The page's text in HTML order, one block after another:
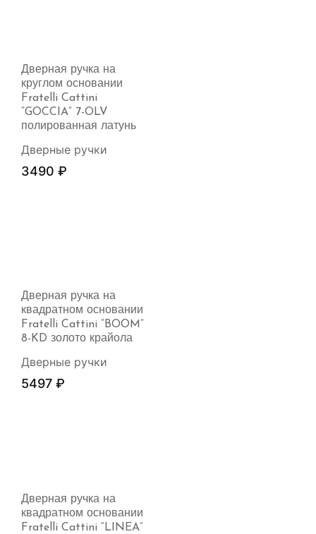
Дверная ручка на
круглом основании
Fratelli Cattini
“GOCCIA” 7-OLV
полированная латунь
Дверные ручки
3490 ₽
Дверная ручка на
квадратном основании
Fratelli Cattini “BOOM”
8-KD золото крайола
Дверные ручки
5497 ₽
Дверная ручка на
квадратном основании
Fratelli Cattini “LINEA”